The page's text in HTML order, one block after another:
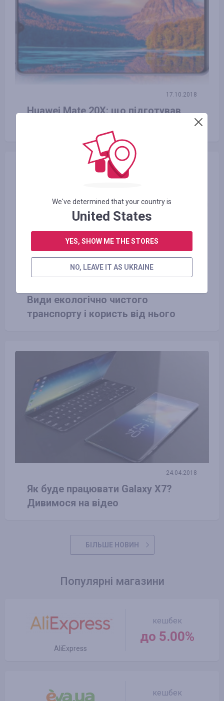
17.10.2018
Huawei Mate 20X: що підготував
Види екологічно чистого
транспорту і користь від нього
24.04.2018
Як буде працювати Galaxy X7?
Дивимося на відео
БІЛЬШЕ НОВИН
Популярні магазини
AliExpress
кешбек
до 5.00%
кешбек
We've determined that your country is
United States
YES, SHOW ME THE STORES
NO, LEAVE IT AS UKRAINE